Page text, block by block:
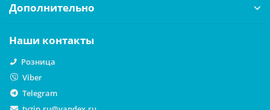
Дополнительно
Наши контакты
Розница
Viber
Telegram